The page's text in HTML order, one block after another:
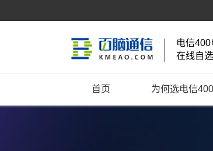
电信
在线自
首页 为何选电信400